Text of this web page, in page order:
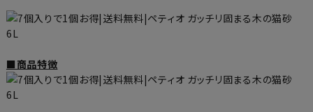
■商品特徴